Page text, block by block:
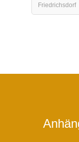
Friedrichsdorf